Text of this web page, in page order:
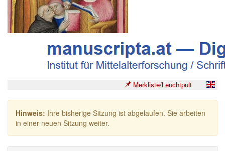
Merkliste/Leuchtpult
Hinweis: Ihre bisherige Sitzung ist abgelaufen. Sie arbeiten
in einer neuen Sitzung weiter.